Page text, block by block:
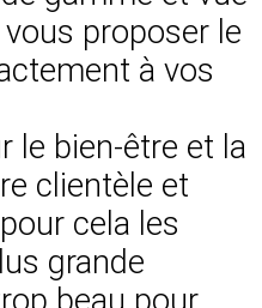
proposer le
à vos
le bien-être et la
clientèle et
cela les
grande